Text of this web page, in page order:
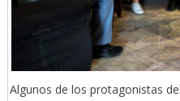
Algunos de los protagonistas